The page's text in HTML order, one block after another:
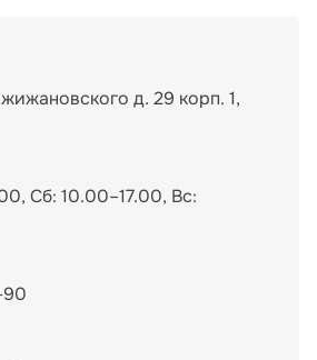
д. 29 корп. 1,
Сб: 10.00–17.00, Вс:
90